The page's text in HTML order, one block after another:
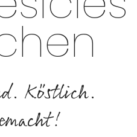
Köstlich.